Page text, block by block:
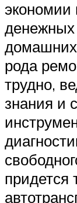
экономии
денежных
домашних
рода
трудно,
знания и
придется